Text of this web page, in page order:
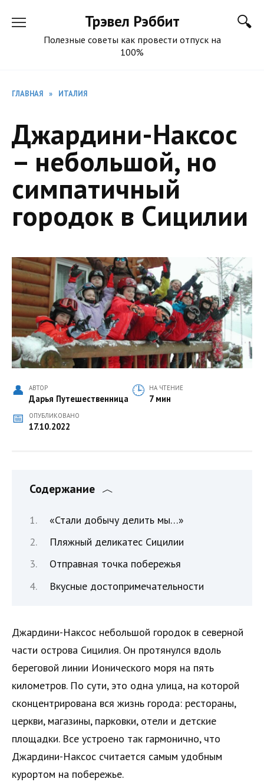
содержанию
Трэвел Рэббит
Полезные советы как провести отпуск на
100%
ГЛАВНАЯ » ИТАЛИЯ
Джардини-Наксос
– небольшой, но
симпатичный
городок в Сицилии
АВТОР
Дарья Путешественница
НА ЧТЕНИЕ
7 мин
ОПУБЛИКОВАНО
17.10.2022
Содержание
«Стали добычу делить мы…»
Пляжный деликатес Сицилии
Отправная точка побережья
Вкусные достопримечательности
Джардини-Наксос небольшой городок в северной
части острова Сицилия. Он протянулся вдоль
береговой линии Ионического моря на пять
километров. По сути, это одна улица, на которой
сконцентрирована вся жизнь города: рестораны,
церкви, магазины, парковки, отели и детские
площадки. Все устроено так гармонично, что
Джардини-Наксос считается самым удобным
курортом на побережье.